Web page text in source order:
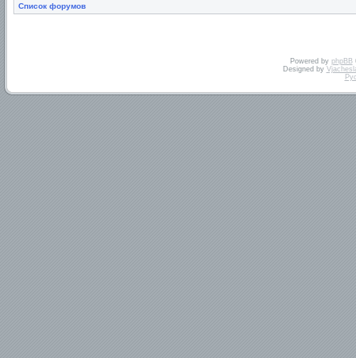
Список форумов
Powered by phpBB
Designed by